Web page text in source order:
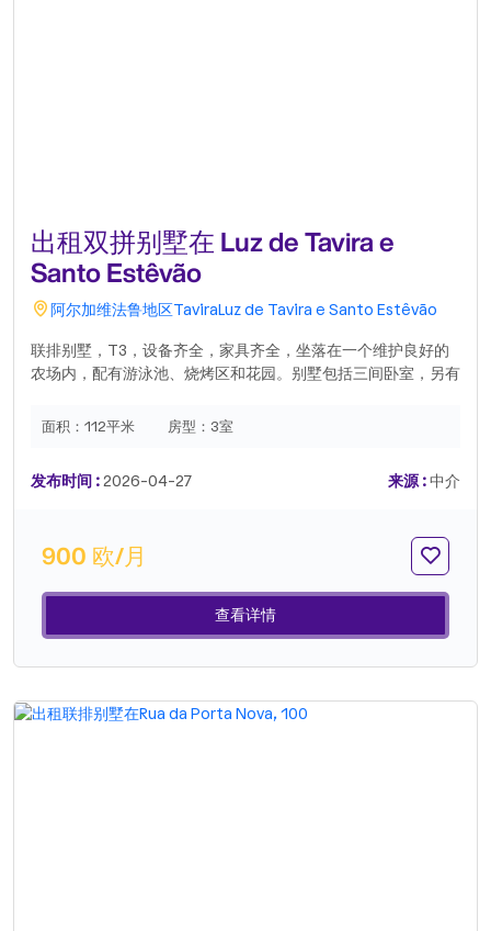
出租双拼别墅在 Luz de Tavira e
Santo Estêvão
阿尔加维法鲁地区TaviraLuz de Tavira e Santo Estêvão
联排别墅，T3，设备齐全，家具齐全，坐落在一个维护良好的
农场内，配有游泳池、烧烤区和花园。别墅包括三间卧室，另有
的浴室，以及所有入口。户外空间非常宜人且维护良好。安静的
面积： 112平米 房型： 3室
发布时间 :2026-04-27 来源 :中介
900 欧/月
查看详情